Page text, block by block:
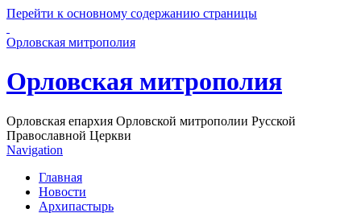
Перейти к основному содержанию страницы
Орловская митрополия
Орловская митрополия
Орловская епархия Орловской митрополии Русской
Православной Церкви
Navigation
Главная
Новости
Архипастырь